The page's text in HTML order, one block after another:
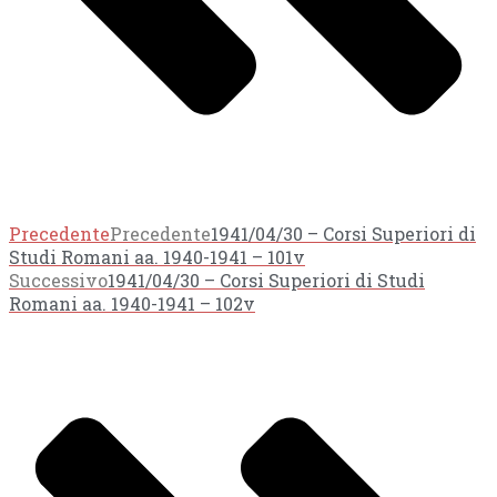
PrecedentePrecedente1941/04/30 – Corsi Superiori di
Studi Romani aa. 1940-1941 – 101v
Successivo1941/04/30 – Corsi Superiori di Studi
Romani aa. 1940-1941 – 102v